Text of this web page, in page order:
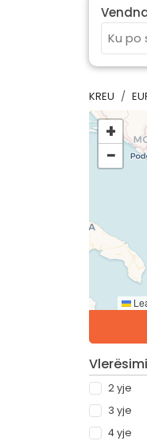
KREU
+
−
2 yje
3 yje
4 yje